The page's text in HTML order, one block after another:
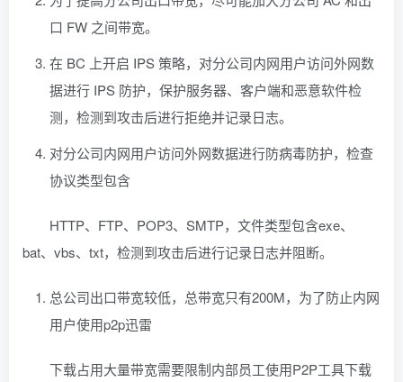
口 FW 之间带宽。
在 BC 上开启 IPS 策略，对分公司内网用户访问外网数
据进行 IPS 防护，保护服务器、客户端和恶意软件检
测，检测到攻击后进行拒绝并记录日志。
对分公司内网用户访问外网数据进行防病毒防护，检查
协议类型包含
HTTP、FTP、POP3、SMTP，文件类型包含exe、
bat、vbs、txt，检测到攻击后进行记录日志并阻断。
总公司出口带宽较低，总带宽只有200M，为了防止内网
用户使用p2p迅雷
下载占用大量带宽需要限制内部员工使用P2P工具下载